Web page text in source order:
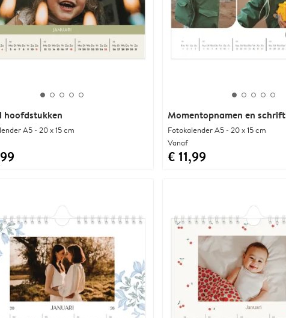
hoofdstukken
A5 - 20 x 15 cm
Momentopnamen en schrift
Fotokalender A5 - 20 x 15 cm
Vanaf
€ 11,99